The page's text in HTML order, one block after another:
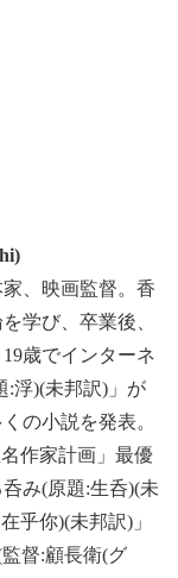
、映画監督。香
学び、卒業後、
歳でインターネ
:浮)(未邦訳)」が
の小説を発表。
作家計画」最優
み(原題:生呑)(未
乎你)(未邦訳)」
督:顧長衛(グ